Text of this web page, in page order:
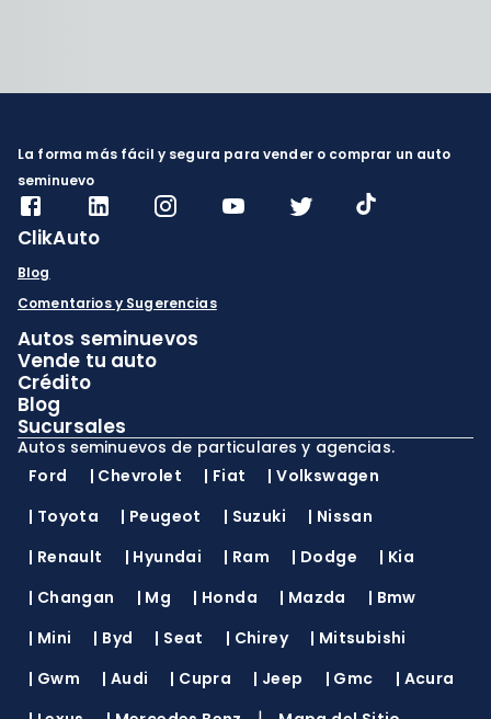
La forma más fácil y segura para vender o comprar un auto
seminuevo
ClikAuto
Blog
Comentarios y Sugerencias
Autos seminuevos
Vende tu auto
Crédito
Blog
Sucursales
Autos seminuevos de particulares y agencias.
Ford
| Chevrolet | Fiat |Volkswagen
| Toyota | Peugeot | Suzuki | Nissan
| Renault | Hyundai | Ram | Dodge | Kia
| Changan | Mg | Honda | Mazda | Bmw
| Mini | Byd | Seat | Chirey | Mitsubishi
| Gwm | Audi | Cupra | Jeep | Gmc | Acura